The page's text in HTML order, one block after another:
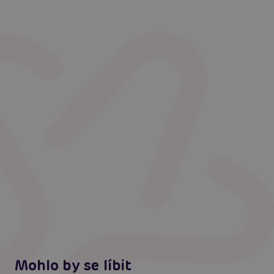
Mohlo by se líbit